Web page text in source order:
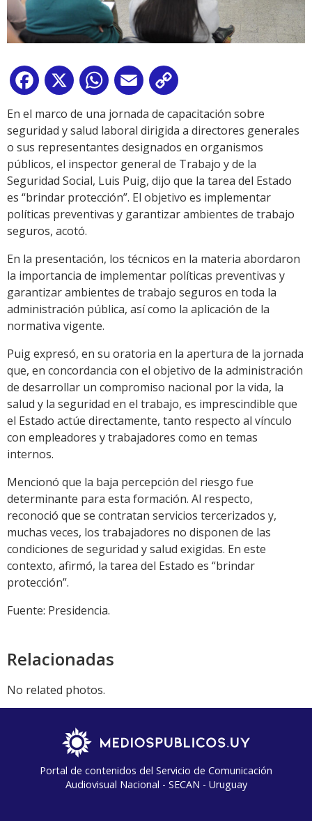
Facebook
X WhatsApp
Email
Link
En el marco de una jornada de capacitación sobre
seguridad y salud laboral dirigida a directores generales
o sus representantes designados en organismos
públicos, el inspector general de Trabajo y de la
Seguridad Social, Luis Puig, dijo que la tarea del Estado
es “brindar protección”. El objetivo es implementar
políticas preventivas y garantizar ambientes de trabajo
seguros, acotó.
En la presentación, los técnicos en la materia abordaron
la importancia de implementar políticas preventivas y
garantizar ambientes de trabajo seguros en toda la
administración pública, así como la aplicación de la
normativa vigente.
Puig expresó, en su oratoria en la apertura de la jornada
que, en concordancia con el objetivo de la administración
de desarrollar un compromiso nacional por la vida, la
salud y la seguridad en el trabajo, es imprescindible que
el Estado actúe directamente, tanto respecto al vínculo
con empleadores y trabajadores como en temas
internos.
Mencionó que la baja percepción del riesgo fue
determinante para esta formación. Al respecto,
reconoció que se contratan servicios tercerizados y,
muchas veces, los trabajadores no disponen de las
condiciones de seguridad y salud exigidas. En este
contexto, afirmó, la tarea del Estado es “brindar
protección”.
Fuente: Presidencia.
Relacionadas
No related photos.
Portal de contenidos del Servicio de Comunicación
Audiovisual Nacional - SECAN - Uruguay